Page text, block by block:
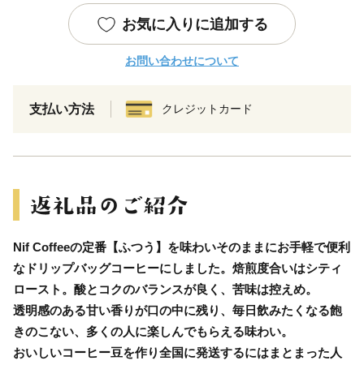
お気に入りに追加する
お問い合わせについて
支払い方法 クレジットカード
Nif Coffeeの定番【ふつう】を味わいそのままにお手軽で便利
なドリップバッグコーヒーにしました。焙煎度合いはシティ
ロースト。酸とコクのバランスが良く、苦味は控えめ。
透明感のある甘い香りが口の中に残り、毎日飲みたくなる飽
きのこない、多くの人に楽しんでもらえる味わい。
おいしいコーヒー豆を作り全国に発送するにはまとまった人